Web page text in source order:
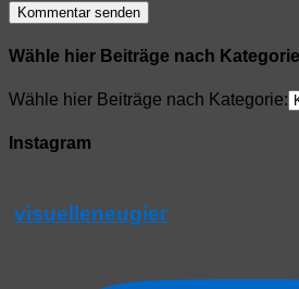
Wähle hier Beiträge nach
Wähle hier Beiträge nach Kategorie:
Instagram
visuelleneugier